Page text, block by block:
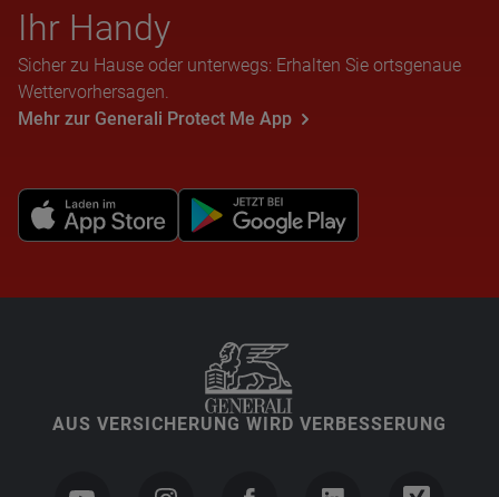
Ihr Handy
Sicher zu Hause oder unterwegs: Erhalten Sie ortsgenaue
Wettervorhersagen.
Mehr zur Generali Protect Me App
AUS VERSICHERUNG WIRD VERBESSERUNG